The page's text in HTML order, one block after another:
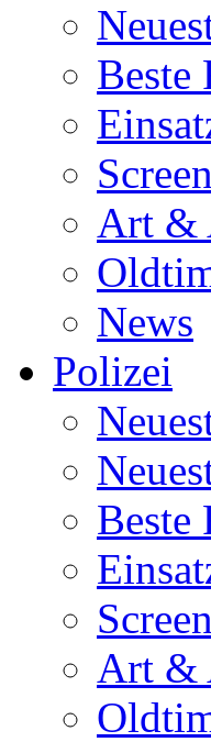
Beste
Art &
News
Polizei
Beste
Art &